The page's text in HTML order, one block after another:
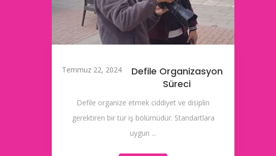
Temmuz 22, 2024
Defile Organizasyon
Süreci
Defile organize etmek ciddiyet ve disiplin
gerektiren bir tür iş bölümüdür. Standartlara
uygun ...